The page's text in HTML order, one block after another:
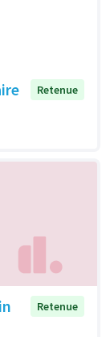
Retenue
Retenue